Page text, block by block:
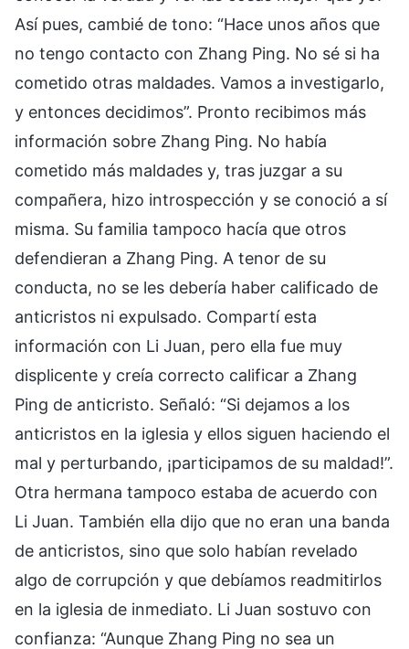
Así pues, cambié de tono: “Hace unos años que
no tengo contacto con Zhang Ping. No sé si ha
cometido otras maldades. Vamos a investigarlo,
y entonces decidimos”. Pronto recibimos más
información sobre Zhang Ping. No había
cometido más maldades y, tras juzgar a su
compañera, hizo introspección y se conoció a sí
misma. Su familia tampoco hacía que otros
defendieran a Zhang Ping. A tenor de su
conducta, no se les debería haber calificado de
anticristos ni expulsado. Compartí esta
información con Li Juan, pero ella fue muy
displicente y creía correcto calificar a Zhang
Ping de anticristo. Señaló: “Si dejamos a los
anticristos en la iglesia y ellos siguen haciendo el
mal y perturbando, ¡participamos de su maldad!”.
Otra hermana tampoco estaba de acuerdo con
Li Juan. También ella dijo que no eran una banda
de anticristos, sino que solo habían revelado
algo de corrupción y que debíamos readmitirlos
en la iglesia de inmediato. Li Juan sostuvo con
confianza: “Aunque Zhang Ping no sea un